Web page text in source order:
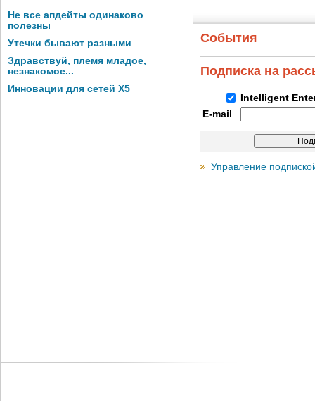
Не все апдейты одинаково
полезны
Утечки бывают разными
Здравствуй, племя младое,
незнакомое...
Инновации для сетей X5
События
Подписка на
Intelligent
E-mail
Управление